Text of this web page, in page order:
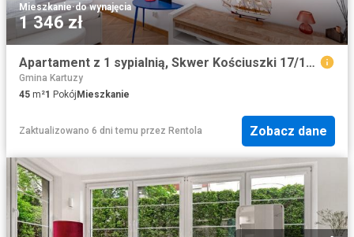
Mieszkanie·do wynajęcia
1 346 zł
Apartament z 1 sypialnią, Skwer Kościuszki 17/19C
Gmina Kartuzy
45 m²1 PokójMieszkanie
Zaktualizowano 6 dni temu przez Rentola Zobacz dane